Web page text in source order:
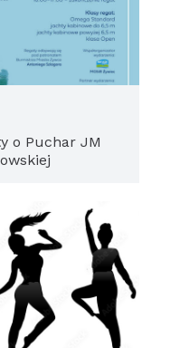
o Puchar JM